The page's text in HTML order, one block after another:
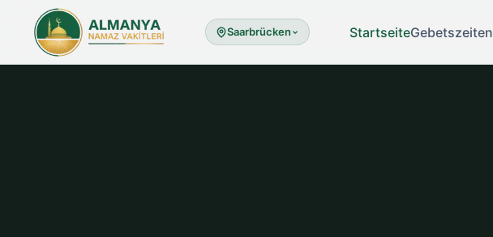
Saarbrücken StartseiteGebetszeiten